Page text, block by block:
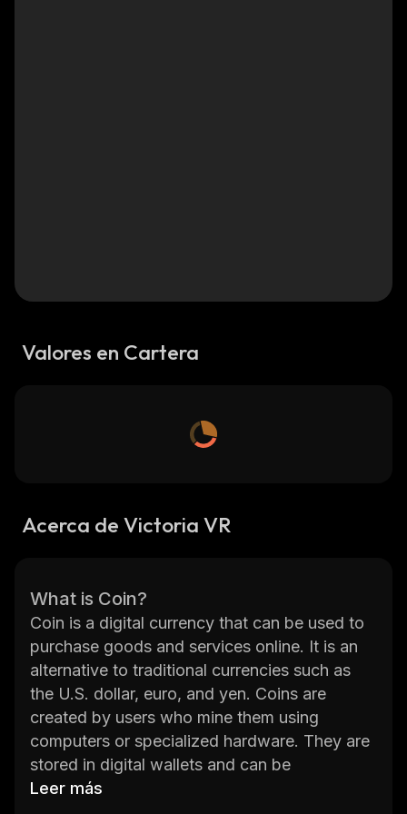
Valores en Cartera
Acerca de Victoria VR
What is Coin?
Coin is a digital currency that can be used to
purchase goods and services online. It is an
alternative to traditional currencies such as
the U.S. dollar, euro, and yen. Coins are
created by users who mine them using
computers or specialized hardware. They are
stored in digital wallets and can be
exchanged for other coins or fiat currencies
Leer más